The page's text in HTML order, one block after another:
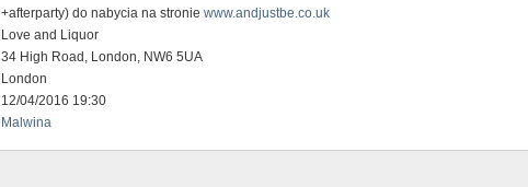
+afterparty) do nabycia na stronie www.andjustbe.co.uk
Love and Liquor
34 High Road, London, NW6 5UA
London
12/04/2016 19:30
Malwina